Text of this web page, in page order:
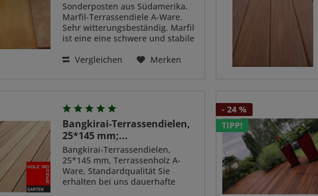
Sonderposten aus Südamerika.
Marfil-Terrassendiele A-Ware.
Sehr witterungsbeständig. Marfil
ist eine eine schwere und stabile
Pilze und Schädlinge können
Vergleichen Merken
Bangkirai-Terrassendielen,
25*145 mm;...
Bangkirai-Terrassendielen,
25*145 mm, Terrassenholz A-
Ware, Standardqualität Sie
erhalten bei uns dauerhafte
- 24 %
TIPP!